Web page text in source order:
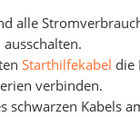
alle
ausschalten.
Starthilfekabel die
verbinden.
schwarzen Kabels